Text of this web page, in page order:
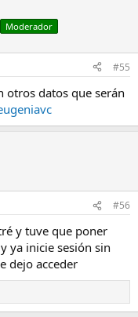
Moderador
#55
otros datos que serán
#56
y tuve que poner
ya inicie sesión sin
dejo acceder